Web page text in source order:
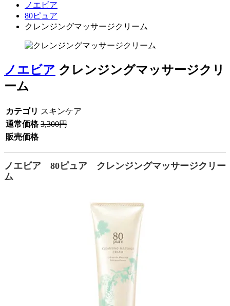
ノエビア
80ピュア
クレンジングマッサージクリーム
ノエビア クレンジングマッサージクリ
ーム
カテゴリ スキンケア
通常価格 3,300円
販売価格
ノエビア 80ピュア クレンジングマッサージクリー
ム